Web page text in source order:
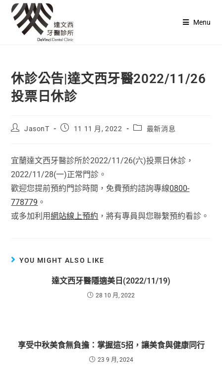
Menu
休診公告|達文西牙醫2022/11/26
投票日休診
JasonT 11 11 月, 2022 最新消息
宜蘭達文西牙醫診所於2022/11/26(六)投票日休診，
2022/11/28(一)正常門診。
歡迎您提前預約門診時間，免費預約諮詢專線0800-
778779 。
或多加利用網站線上預約 ，將有專員與您聯繫預約看診。
YOU MIGHT ALSO LIKE
達文西牙醫隱適美日(2022/11/19)
28 10 月, 2022
享受中秋美食無負擔：掌握這5招，讓美食與健康同行
23 9 月, 2024